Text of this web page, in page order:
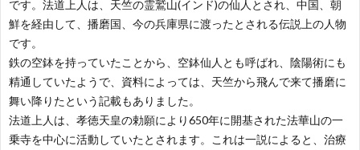
です。法道上人は、天竺の霊鷲山(インド)の仙人とされ、中国、朝
鮮を経由して、播磨国、今の兵庫県に渡ったとされる伝説上の人物
です。
鉄の空鉢を持っていたことから、空鉢仙人とも呼ばれ、陰陽術にも
精通していたようで、資料によっては、天竺から飛んで来て播磨に
舞い降りたという記載もありました。
法道上人は、孝徳天皇の勅願により650年に開基された法華山の一
乗寺を中心に活動していたとされます。これは一説によると、治療